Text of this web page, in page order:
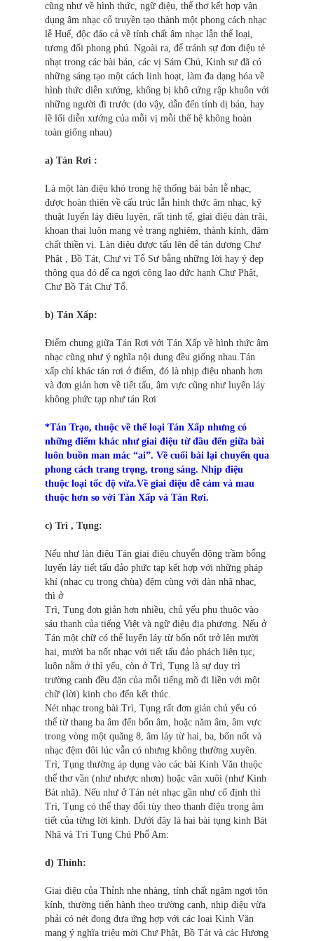
cũng như về hình thức, ngữ điệu, thể thơ kết hợp vận
dụng âm nhạc cổ truyền tạo thành một phong cách nhạc
lễ Huế, độc đáo cả về tính chất âm nhạc lẫn thể loại,
tương đối phong phú. Ngoài ra, để tránh sự đơn điệu tẻ
nhạt trong các bài bản, các vị Sám Chủ, Kinh sư đã có
những sáng tạo một cách linh hoạt, làm đa dạng hóa về
hình thức diễn xướng, không bị khô cứng rập khuôn với
những người đi trước (do vậy, dẫn đến tính dị bản, hay
lề lối diễn xướng của mỗi vị mỗi thế hệ không hoàn
toàn giống nhau)
a) Tán Rơi :
Là một làn điệu khó trong hệ thống bài bản lễ nhạc,
được hoàn thiện về cấu trúc lẫn hình thức âm nhạc, kỹ
thuật luyến láy điêu luyện, rất tinh tế, giai điệu dàn trãi,
khoan thai luôn mang vẻ trang nghiêm, thành kính, đậm
chất thiền vị. Làn điệu được tấu lên để tán dương Chư
Phật , Bồ Tát, Chư vị Tổ Sư bằng những lời hay ý đẹp
thông qua đó để ca ngợi công lao đức hạnh Chư Phật,
Chư Bồ Tát Chư Tổ.
b) Tán Xấp:
Điểm chung giữa Tán Rơi với Tán Xấp về hình thức âm
nhạc cũng như ý nghĩa nội dung đều giống nhau.Tán
xấp chỉ khác tán rơi ở điểm, đó là nhịp điệu nhanh hơn
và đơn giản hơn về tiết tấu, âm vực cũng như luyến láy
không phức tạp như tán Rơi
*Tán Trạo, thuộc về thể loại Tán Xấp nhưng có
những điểm khác như giai điệu từ đầu đến giữa bài
luôn buồn man mác “ai”. Về cuối bài lại chuyển qua
phong cách trang trọng, trong sáng. Nhịp điệu
thuộc loại tốc độ vừa.Về giai điệu dễ cảm và mau
thuộc hơn so với Tán Xấp và Tán Rơi.
c) Trì , Tụng:
Nếu như làn điệu Tán giai điệu chuyển động trầm bổng
luyến láy tiết tấu đảo phức tạp kết hợp với những pháp
khí (nhạc cụ trong chùa) đệm cùng với dàn nhã nhạc,
thì ở
Trì, Tụng đơn giản hơn nhiều, chủ yếu phụ thuộc vào
sáu thanh của tiếng Việt và ngữ điệu địa phương. Nếu ở
Tán một chữ có thể luyến láy từ bốn nốt trở lên mười
hai, mười ba nốt nhạc với tiết tấu đảo phách liên tục,
luôn nằm ở thì yếu, còn ở Trì, Tụng là sự duy trì
trường canh đều đặn của mỗi tiếng mõ đi liền với một
chữ (lời) kinh cho đến kết thúc.
Nét nhạc trong bài Trì, Tụng rất đơn giản chủ yếu có
thể từ thang ba âm đến bốn âm, hoặc năm âm, âm vực
trong vòng một quãng 8, âm láy từ hai, ba, bốn nốt và
nhạc đệm đôi lúc vẫn có nhưng không thường xuyên.
Trì, Tụng thường áp dụng vào các bài Kinh Văn thuộc
thể thơ vần (như nhược nhơn) hoặc văn xuôi (như Kinh
Bát nhã). Nếu như ở Tán nét nhạc gần như cố định thì
Trì, Tụng có thể thay đổi tùy theo thanh điệu trong âm
tiết của từng lời kinh. Dưới đây là hai bài tụng kinh Bát
Nhã và Trì Tụng Chú Phổ Am:
d) Thỉnh:
Giai điệu của Thỉnh nhẹ nhàng, tính chất ngâm ngợi tôn
kính, thường tiến hành theo trường canh, nhịp điệu vừa
phải có nét đong đưa ứng hợp với các loại Kinh Văn
mang ý nghĩa triệu mời Chư Phật, Bồ Tát và các Hương